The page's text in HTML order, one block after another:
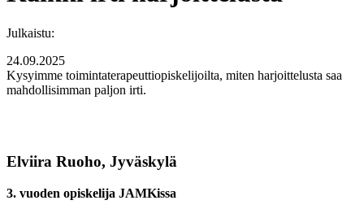
Julkaistu:
24.09.2025
Kysyimme toimintaterapeuttiopiskelijoilta, miten harjoittelusta saa
mahdollisimman paljon irti.
Elviira Ruoho, Jyväskylä
3. vuoden opiskelija JAMKissa